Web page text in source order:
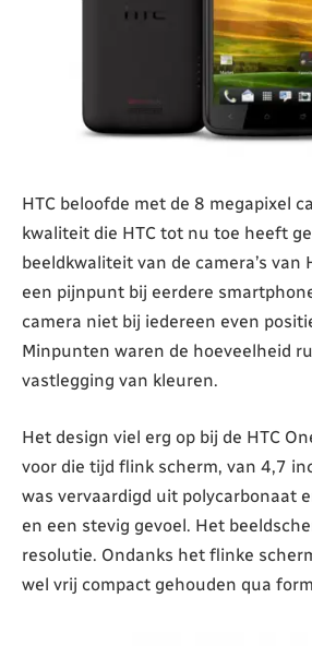
HTC beloofde met de 8 megapixel
kwaliteit die HTC tot nu toe heeft
beeldkwaliteit van de camera’s van
een pijnpunt bij eerdere
camera niet bij iedereen even
Minpunten waren de hoeveelheid
vastlegging van kleuren.
Het design viel erg op bij de HTC
voor die tijd flink scherm, van 4,7
was vervaardigd uit polycarbonaat
en een stevig gevoel. Het
resolutie. Ondanks het flinke
wel vrij compact gehouden qua